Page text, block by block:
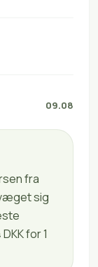
09.08
fra
sig
for 1